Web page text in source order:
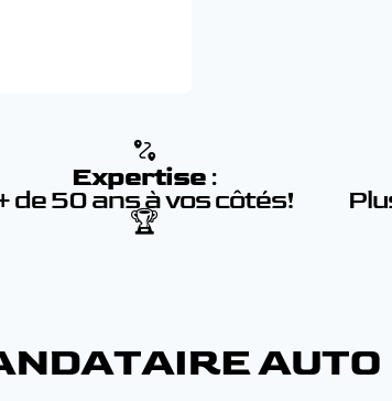
Expertise :
de 50 ans à vos côtés!
🏆
AUTO